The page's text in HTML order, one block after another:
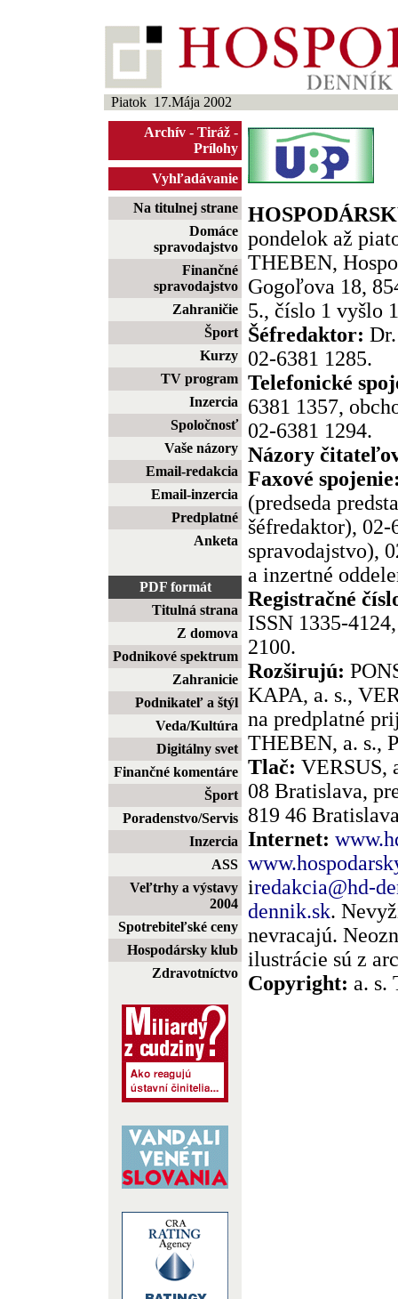
Piatok 17.Mája 2002
Archív - Tiráž -
Prílohy
Vyhľadávanie
Na titulnej strane
Domáce
spravodajstvo
Finančné
spravodajstvo
Zahraničie
Šport
Kurzy
TV program
Inzercia
Spoločnosť
Vaše názory
Email-redakcia
Email-inzercia
Predplatné
Anketa
PDF formát
Titulná strana
Z domova
Podnikové spektrum
Zahranicie
Podnikateľ a štýl
Veda/Kultúra
Digitálny svet
Finančné komentáre
Šport
Poradenstvo/Servis
Inzercia
ASS
Veľtrhy a výstavy
2004
Spotrebiteľské ceny
Hospodársky klub
Zdravotníctvo
pondelok až
THEBEN,
Gogoľova 18,
5., číslo 1 vyšlo
Šéfredaktor:
02-6381 1285.
Telefonické
6381 1357,
02-6381 1294.
Názory
Faxové
(predseda
šéfredaktor),
spravodajstvo),
a inzertné
Registračné
ISSN 1335-
2100.
Rozširujú:
KAPA, a. s.,
na predplatné
THEBEN, a. s.,
Tlač: VERSUS,
08 Bratislava,
819 46
Internet:
iredakcia@hd-
dennik.sk.
nevracajú.
ilustrácie sú z
Copyright: a. s.